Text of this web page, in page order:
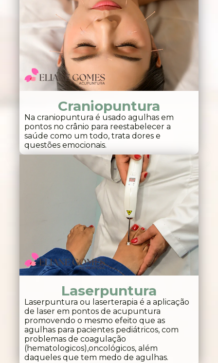
Craniopuntura
Na craniopuntura é usado agulhas em
pontos no crânio para reestabelecer a
saúde como um todo, trata dores e
questões emocionais.
Laserpuntura
Laserpuntura ou laserterapia é a aplicação
de laser em pontos de acupuntura
promovendo o mesmo efeito que as
agulhas para pacientes pediátricos, com
problemas de coagulação
(hematologicos),oncológicos, além
daqueles que tem medo de agulhas.